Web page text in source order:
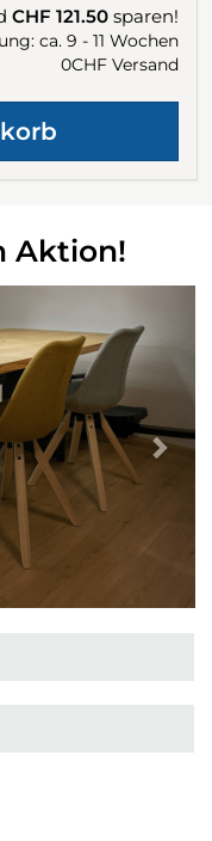
CHF 121.50 sparen!
ca. 9 - 11 Wochen
0CHF Versand
Aktion!